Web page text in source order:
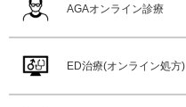
AGAオンライン診療
ED治療(オンライン処方)